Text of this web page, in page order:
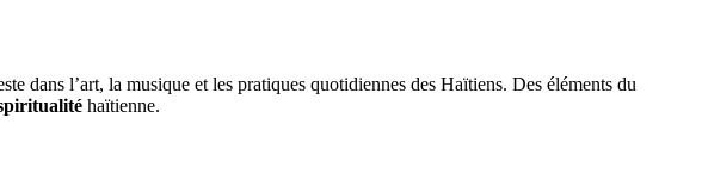
dans l’art, la musique et les pratiques quotidiennes des Haïtiens. Des éléments du
haïtienne.